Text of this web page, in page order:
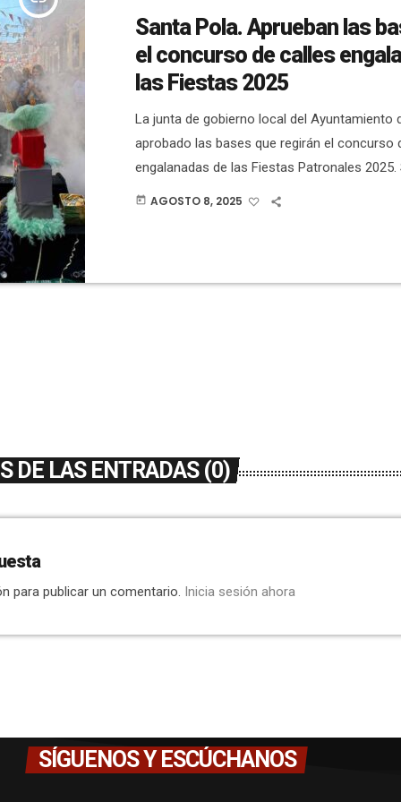
Santa Pola. Aprueban las
el concurso de calles
las Fiestas 2025
La junta de gobierno local del Ayuntamiento
aprobado las bases que regirán el concurso
engalanadas de las Fiestas Patronales 2025.
que: Podrán participar todos los vecinos y las
aunque se valorará algún tipo de […]
today AGOSTO 8, 2025
DE LAS ENTRADAS (0)
para publicar un comentario. Inicia sesión ahora
SÍGUENOS Y ESCÚCHANOS